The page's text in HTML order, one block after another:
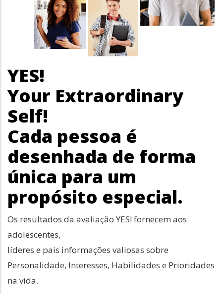
YES!
Your Extraordinary
Self!
Cada pessoa é
desenhada de forma
única para um
propósito especial.
Os resultados da avaliação YES! fornecem aos
adolescentes,
líderes e pais informações valiosas sobre
Personalidade, Interesses, Habilidades e Prioridades
na vida.